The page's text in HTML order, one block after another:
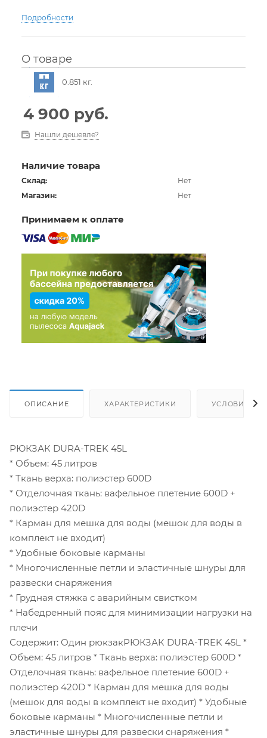
РЮКЗАК DURA-TREK 45L
* Отделочная ткань: вафельное плетение 600D +
полиэстер 420D
* Карман для мешка для воды (мешок для воды в
комплект не входит)
* Удобные боковые карманы
* Многочисленные петли и эластичные шнуры для
развески снаряжения
Содержит: Один рюкзак
Подробности
О товаре
0.851 кг.
4 900 руб.
Нашли дешевле?
Наличие товара
Склад:
Нет
Магазин:
Нет
Принимаем к оплате
ОПИСАНИЕ ХАРАКТЕРИСТИКИ УСЛОВИЯ
РЮКЗАК DURA-TREK 45L
* Объем: 45 литров
* Ткань верха: полиэстер 600D
* Отделочная ткань: вафельное плетение 600D +
полиэстер 420D
* Карман для мешка для воды (мешок для воды в
комплект не входит)
* Удобные боковые карманы
* Многочисленные петли и эластичные шнуры для
развески снаряжения
* Грудная стяжка с аварийным свистком
* Набедренный пояс для минимизации нагрузки на
плечи
Содержит: Один рюкзакРЮКЗАК DURA-TREK 45L *
Объем: 45 литров * Ткань верха: полиэстер 600D *
Отделочная ткань: вафельное плетение 600D +
полиэстер 420D * Карман для мешка для воды
(мешок для воды в комплект не входит) * Удобные
боковые карманы * Многочисленные петли и
эластичные шнуры для развески снаряжения *